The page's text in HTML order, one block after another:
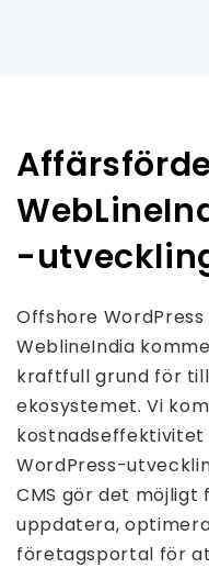
-
Offshore
WeblineIndia
kraftfull grund för
ekosystemet. Vi
WordPress-
CMS gör det
uppdatera,
företagsportal för